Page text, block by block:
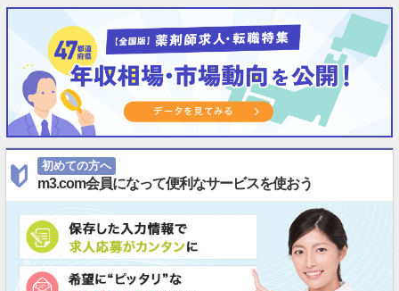
初めての方へ
m3.com会員になって便利なサービスを使おう